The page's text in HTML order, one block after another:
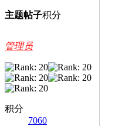
主题帖子积分
管理员
积分
7060